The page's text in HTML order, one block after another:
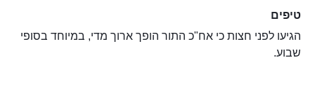
טיפים
הגיעו לפני חצות כי אח"כ התור הופך ארוך מדי, במיוחד בסופי
שבוע.